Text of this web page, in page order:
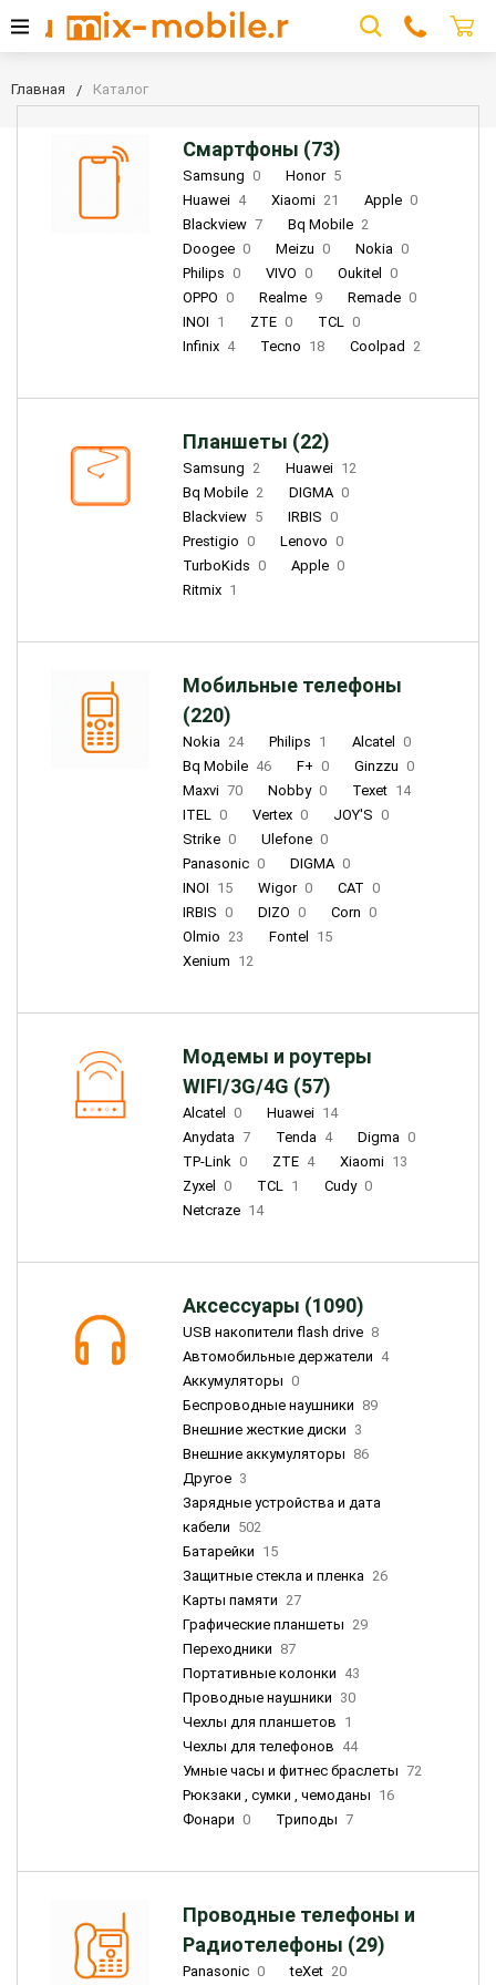
Главная Каталог
Смартфоны (73)
Samsung 0 Honor 5
Huawei 4 Xiaomi 21 Apple 0
Blackview 7 Bq Mobile 2
Doogee 0 Meizu 0 Nokia 0
Philips 0 VIVO 0 Oukitel
0
OPPO 0 Realme 9 Remade 0
INOI 1 ZTE 0 TCL 0
Infinix 4 Tecno 18 Coolpad 2
Планшеты (22)
Samsung 2 Huawei 12
Bq Mobile 2 DIGMA 0
Blackview 5 IRBIS 0
Prestigio 0 Lenovo 0
TurboKids 0 Apple 0
Ritmix 1
Мобильные телефоны
(220)
Nokia 24 Philips 1 Alcatel
0
Bq Mobile 46 F+ 0 Ginzzu 0
Maxvi 70 Nobby 0 Texet 14
ITEL 0 Vertex 0 JOY'S 0
Strike 0 Ulefone 0
Panasonic 0 DIGMA 0
INOI 15 Wigor 0 CAT 0
IRBIS 0 DIZO 0 Corn 0
Olmio 23 Fontel
15
Xenium 12
Модемы и роутеры
WIFI/3G/4G (57)
Alcatel 0 Huawei 14
Anydata 7 Tenda 4 Digma 0
TP-Link 0 ZTE 4 Xiaomi 13
Zyxel
0 TCL 1 Cudy 0
Netcraze 14
Аксессуары (1090)
USB накопители flash drive 8
Автомобильные держатели 4
Аккумуляторы 0
Беспроводные наушники 89
Внешние жесткие диски 3
Внешние аккумуляторы 86
Другое 3
Зарядные устройства и дата
кабели 502
Батарейки 15
Защитные стекла и пленка 26
Карты памяти 27
Графические планшеты 29
Переходники 87
Портативные колонки 43
Проводные наушники 30
Чехлы для планшетов 1
Чехлы для телефонов 44
Умные часы и фитнес браслеты 72
Рюкзаки , сумки , чемоданы 16
Фонари 0 Триподы 7
Проводные телефоны и
Радиотелефоны (29)
Panasonic 0 teXet 20